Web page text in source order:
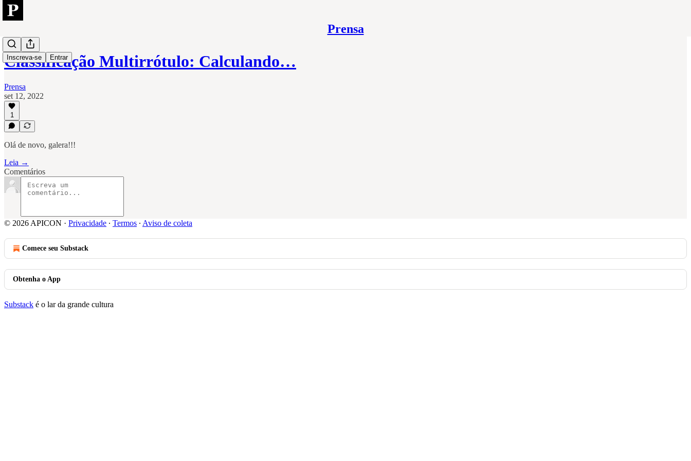
Prensa
Inscreva-se Entrar
Classificação Multirrótulo: Calculando…
Prensa
set 12, 2022
1
Olá de novo, galera!!!
Leia →
Comentários
© 2026 APICON · Privacidade ∙ Termos ∙ Aviso de coleta
Comece seu Substack
Obtenha o App
Substack é o lar da grande cultura